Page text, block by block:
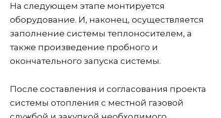
На следующем этапе монтируется
оборудование. И, наконец, осуществляется
заполнение системы теплоносителем, а
также произведение пробного и
окончательного запуска системы.
После составления и согласования проекта
системы отопления с местной газовой